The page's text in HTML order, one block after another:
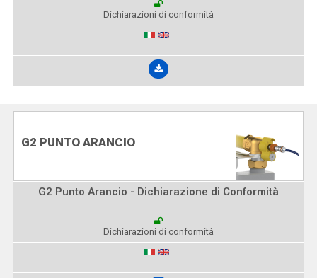
Dichiarazioni di conformità
G2 PUNTO ARANCIO
G2 Punto Arancio - Dichiarazione di Conformità
Dichiarazioni di conformità